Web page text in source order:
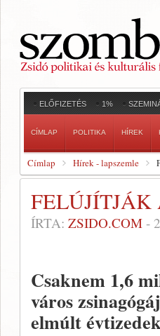
ELŐFIZETÉS 1%
CÍMLAP POLITIKA HÍREK
Címlap Hírek - lapszemle
FELÚJÍTJÁK
ÍRTA: ZSIDO.COM -
Csaknem 1,6
város
elmúlt